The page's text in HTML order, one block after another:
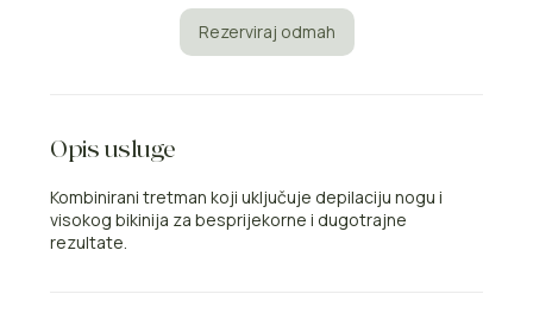
Rezerviraj odmah
Opis usluge
Kombinirani tretman koji uključuje depilaciju nogu i
visokog bikinija za besprijekorne i dugotrajne
rezultate.